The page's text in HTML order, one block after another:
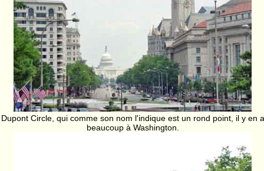
Dupont Circle, qui comme son nom l'indique est un rond point, il y en a
beaucoup à Washington.